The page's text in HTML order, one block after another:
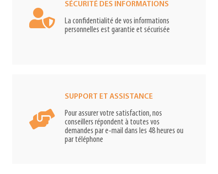
SÉCURITÉ DES INFORMATIONS
La confidentialité de vos informations
personnelles est garantie et sécurisée
SUPPORT ET ASSISTANCE
Pour assurer votre satisfaction, nos
conseillers répondent à toutes vos
demandes par e-mail dans les 48 heures ou
par téléphone